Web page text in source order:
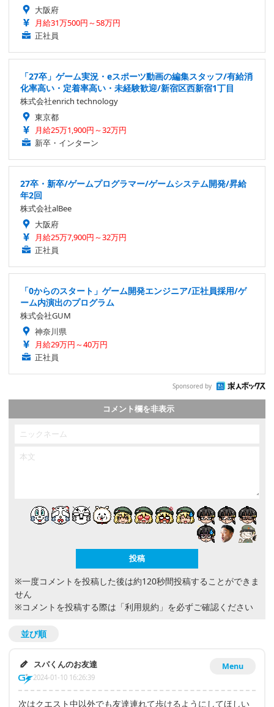
大阪府
月給31万500円～58万円
正社員
「27卒」ゲーム実況・eスポーツ動画の編集スタッフ/有給消
化率高い・定着率高い・未経験歓迎/新宿区西新宿1丁目
株式会社enrich technology
東京都
月給25万1,900円～32万円
新卒・インターン
27卒・新卒/ゲームプログラマー/ゲームシステム開発/昇給
年2回
株式会社alBee
大阪府
月給25万7,900円～32万円
正社員
「0からのスタート」ゲーム開発エンジニア/正社員採用/ゲ
ーム内演出のプログラム
株式会社GUM
神奈川県
月給29万円～40万円
正社員
Sponsored by
コメント欄を非表示
※一度コメントを投稿した後は約120秒間投稿することができま
せん
※コメントを投稿する際は 「利用規約」 を必ずご確認ください
並び順
Menu
スパくんのお友達
2024-01-10 16:26:39
次はクエスト中以外でも友達連れて歩けるようにしてほしい